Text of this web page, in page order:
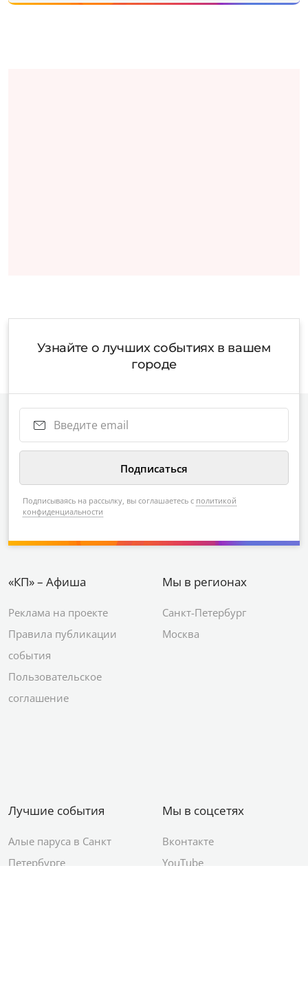
Узнайте о лучших событиях в вашем
городе
Подписываясь на рассылку, вы соглашаетесь с политикой
конфиденциальности
«КП» – Афиша
Реклама на проекте
Правила публикации
события
Пользовательское
соглашение
Мы в регионах
Санкт-Петербург
Москва
Лучшие события
Алые паруса в Санкт
Петербурге
Мы в соцсетях
Вконтакте
YouTube